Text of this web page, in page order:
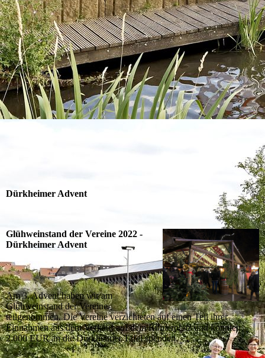
Dürkheimer Advent
Glühweinstand der Vereine 2022 -
Dürkheimer Advent
Am 3. Advent haben wir am
Glühweinstand der Vereine
teilgenommen. Die Vereine verzichteten auf einen Teil ihrer
Einnahmen aus dem Verkauf auf dem Römerplatz und konnten
2.000 EUR an die Dürkheimer Tafel spenden.